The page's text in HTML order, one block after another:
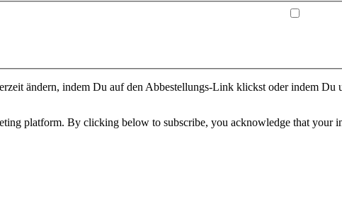
ändern, indem Du auf den Abbestellungs-Link klickst oder indem Du
platform. By clicking below to subscribe, you acknowledge that your